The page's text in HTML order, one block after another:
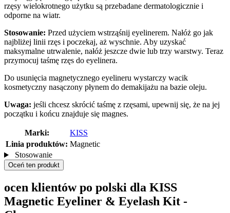
rzęsy wielokrotnego użytku są przebadane dermatologicznie i
odporne na wiatr.
Stosowanie: Przed użyciem wstrząśnij eyelinerem. Nałóż go jak
najbliżej linii rzęs i poczekaj, aż wyschnie. Aby uzyskać
maksymalne utrwalenie, nałóż jeszcze dwie lub trzy warstwy. Teraz
przymocuj taśmę rzęs do eyelinera.
Do usunięcia magnetycznego eyelineru wystarczy wacik
kosmetyczny nasączony płynem do demakijażu na bazie oleju.
Uwaga: jeśli chcesz skrócić taśmę z rzęsami, upewnij się, że na jej
początku i końcu znajduje się magnes.
Marki:
KISS
Linia produktów: Magnetic
Stosowanie
Oceń ten produkt
ocen klientów po polski dla KISS
Magnetic Eyeliner & Eyelash Kit -